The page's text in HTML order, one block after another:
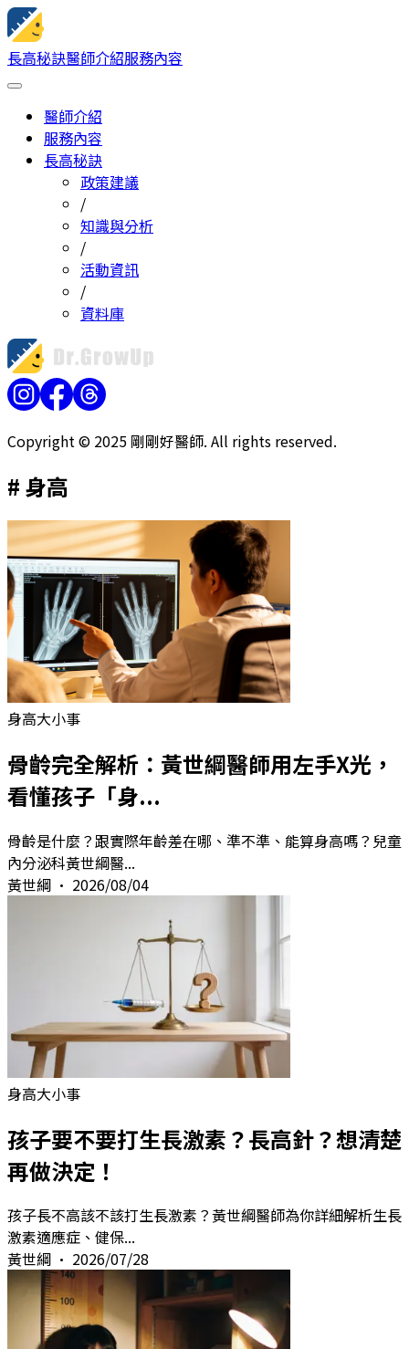
長高秘訣醫師介紹服務內容
醫師介紹
服務內容
長高秘訣
政策建議
/
知識與分析
/
活動資訊
/
資料庫
Copyright © 2025 剛剛好醫師. All rights reserved.
# 身高
身高大小事
骨齡完全解析：黃世綱醫師用左手X光，
看懂孩子「身...
骨齡是什麼？跟實際年齡差在哪、準不準、能算身高嗎？兒童
內分泌科黃世綱醫...
黃世綱 • 2026/08/04
身高大小事
孩子要不要打生長激素？長高針？想清楚
再做決定！
孩子長不高該不該打生長激素？黃世綱醫師為你詳細解析生長
激素適應症、健保...
黃世綱 • 2026/07/28